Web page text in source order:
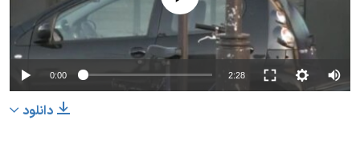
فرهنگ و زندگی
حقوق شهروندی
اقتصادی
مستندها
انتخابات ریاست جمهوری آمریکا ۲۰۲۴
حمله جمهوری اسلامی به اسرائیل
دنبال کنید
0:00 2:28
دانلود